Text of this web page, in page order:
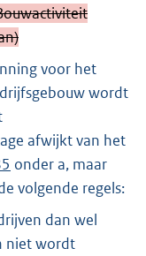
voor het
wordt
afwijkt van het
onder a, maar
volgende regels:
dan wel
niet wordt